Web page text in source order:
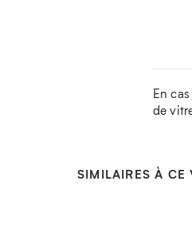
En
de
SIMILAIRES À CE